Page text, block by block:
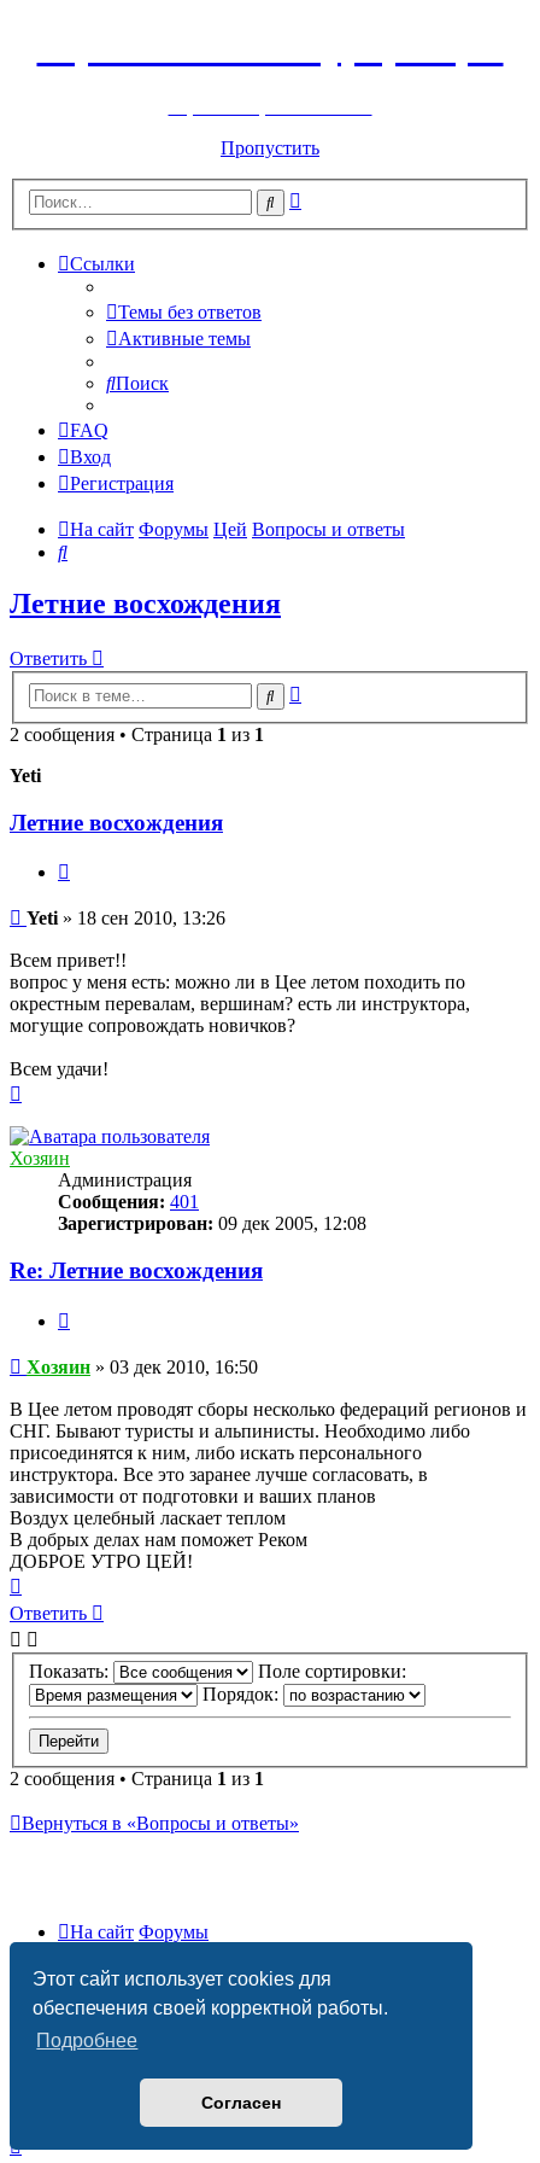
Этот сайт использует cookies для
обеспечения своей корректной работы.
Подробнее
Согласен
Пропустить
Поиск
Ссылки
Темы без ответов
Активные темы
Поиск
FAQ
Вход
Регистрация
На сайт Форумы Цей Вопросы и ответы
Поиск
Летние восхождения
Ответить
Поиск
2 сообщения • Страница 1 из 1
Yeti
Летние восхождения
Сообщение
Yeti » 18 сен 2010, 13:26
Всем привет!!
вопрос у меня есть: можно ли в Цее летом походить по
окрестным перевалам, вершинам? есть ли инструктора,
могущие сопровождать новичков?
Всем удачи!
началу
Хозяин
Администрация
Сообщения: 401
Зарегистрирован: 09 дек 2005, 12:08
Re: Летние восхождения
Сообщение
Хозяин » 03 дек 2010, 16:50
В Цее летом проводят сборы несколько федераций регионов и
СНГ. Бывают туристы и альпинисты. Необходимо либо
присоединятся к ним, либо искать персонального
инструктора. Все это заранее лучше согласовать, в
зависимости от подготовки и ваших планов
Воздух целебный ласкает теплом
В добрых делах нам поможет Реком
ДОБРОЕ УТРО ЦЕЙ!
к
началу
Ответить
Показать:
Поле сортировки:
Порядок:
2 сообщения • Страница 1 из 1
Вернуться в «Вопросы и ответы»
На сайт Форумы
Удалить cookies